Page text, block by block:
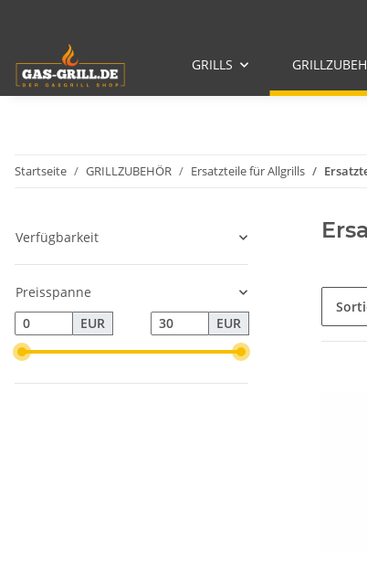
GRILLS
Startseite GRILLZUBEHÖR Ersatzteile für Allgrills
Verfügbarkeit
Preisspanne
EUR
EUR